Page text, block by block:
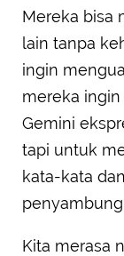
Mereka bisa
lain tanpa
ingin
mereka
Gemini
tapi untuk
kata-kata
Kita merasa